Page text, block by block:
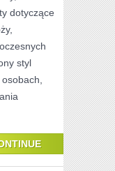
dotyczące
styl